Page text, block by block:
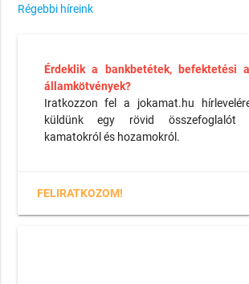
Régebbi híreink
Érdeklik a bankbetétek, befektetési
államkötvények?
Iratkozzon fel a jokamat.hu
küldünk egy rövid összefoglalót
kamatokról és hozamokról.
FELIRATKOZOM!